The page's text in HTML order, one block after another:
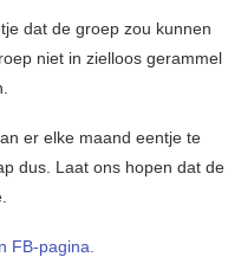
dat de groep zou kunnen
niet in zielloos gerammel
er elke maand eentje te
dus. Laat ons hopen dat de
FB-pagina.